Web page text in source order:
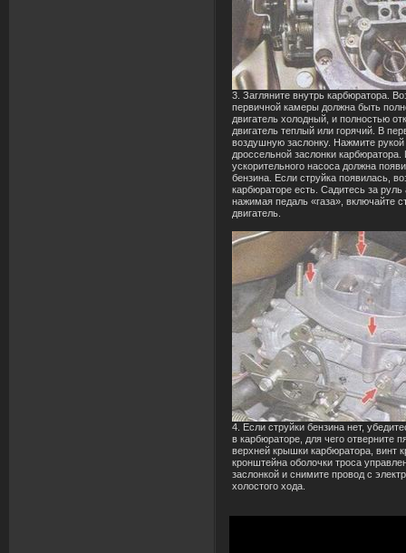
3. Загляните внутрь карбюратора.
первичной камеры должна быть
двигатель холодный, и полностью
двигатель теплый или горячий. В
воздушную заслонку. Нажмите рукой
дроссельной заслонки
ускорительного насоса должна
бензина. Если струйка появилась,
карбюраторе есть. Садитесь за
нажимая педаль «газа», включайте
двигатель.
4. Если струйки бензина нет,
в карбюраторе, для чего отверните
верхней крышки карбюратора, винт
кронштейна оболочки троса
заслонкой и снимите провод с
холостого хода.